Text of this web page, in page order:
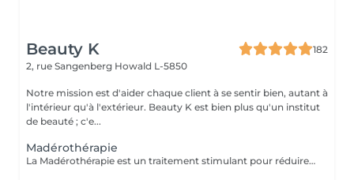
Beauty K
182
2, rue Sangenberg Howald L-5850
Notre mission est d'aider chaque client à se sentir bien, autant à
l'intérieur qu'à l'extérieur. Beauty K est bien plus qu'un institut
de beauté ; c'e...
Madérothérapie
La Madérothérapie est un traitement stimulant pour réduire la cellulite, tonifier la peau et remodeler le corps. Ce massage intense utilise des instruments en bois de tailles et formes variées, adaptés aux zones du corps et aux applications spécifiques. En fonction de vos besoins, différentes techniques de frictions sont appliquées, associées à des huiles essentielles, sérums ou crèmes. Bienfaits : Tonifie et raffermit la peau Améliore la circulation sanguine et lymphatique Diminue les jambes lourdes Stimule la production de collagène, élastine et vitamine E Régule les centres d'énergie Favorise la relaxation et la respiration Réduit la cellulite et réactive le système nerveux.